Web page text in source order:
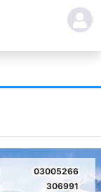
03005266
306991